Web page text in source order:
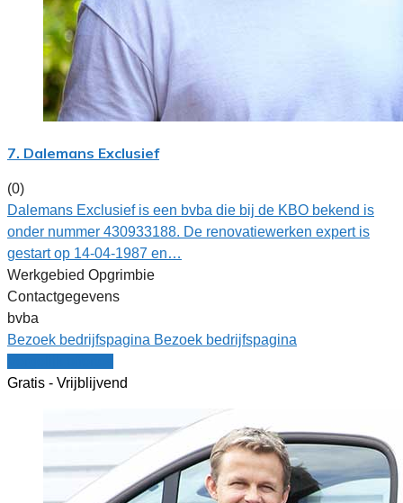
7. Dalemans Exclusief
(0)
Dalemans Exclusief is een bvba die bij de KBO bekend is
onder nummer 430933188. De renovatiewerken expert is
gestart op 14-04-1987 en…
Werkgebied Opgrimbie
Contactgegevens
bvba
Bezoek bedrijfspagina Bezoek bedrijfspagina
Gratis - Vrijblijvend